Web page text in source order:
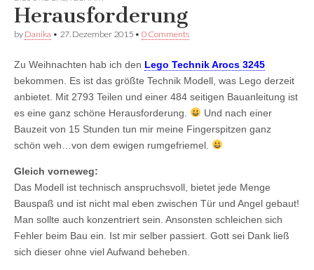
Herausforderung
by Danika • 27. Dezember 2015 • 0 Comments
Zu Weihnachten hab ich den Lego Technik Arocs 3245
bekommen. Es ist das größte Technik Modell, was Lego derzeit
anbietet. Mit 2793 Teilen und einer 484 seitigen Bauanleitung ist
es eine ganz schöne Herausforderung.
Und nach einer
Bauzeit von 15 Stunden tun mir meine Fingerspitzen ganz
schön weh…von dem ewigen rumgefriemel.
Gleich vorneweg:
Das Modell ist technisch anspruchsvoll, bietet jede Menge
Bauspaß und ist nicht mal eben zwischen Tür und Angel gebaut!
Man sollte auch konzentriert sein. Ansonsten schleichen sich
Fehler beim Bau ein. Ist mir selber passiert. Gott sei Dank ließ
sich dieser ohne viel Aufwand beheben.